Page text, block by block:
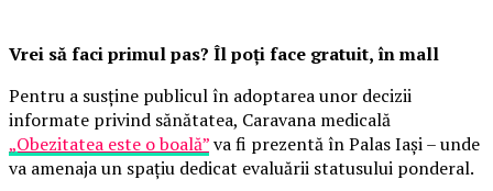
Vrei să faci primul pas? Îl poți face gratuit, în mall
Pentru a susține publicul în adoptarea unor decizii
informate privind sănătatea, Caravana medicală
„Obezitatea este o boală”va fi prezentă în Palas Iași – unde
va amenaja un spațiu dedicat evaluării statusului ponderal.